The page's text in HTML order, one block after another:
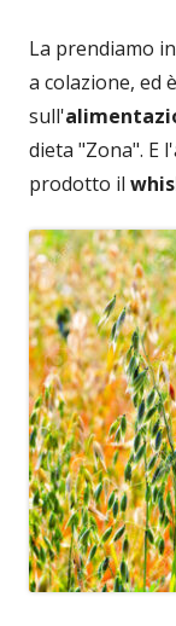
La prendiamo
a colazione, ed
sull'
dieta "Zona". E
prodotto il